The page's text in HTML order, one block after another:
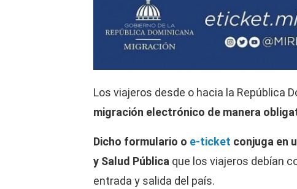
Los viajeros desde o hacia la República
migración electrónico de manera
Dicho formulario o e-ticket conjuga en
y Salud Pública que los viajeros debían
entrada y salida del país.